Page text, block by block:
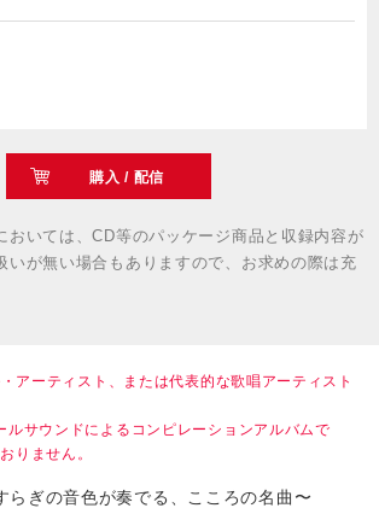
購入 / 配信
いては、CD等のパッケージ商品と収録内容が
いが無い場合もありますので、お求めの際は充
アーティスト、または代表的な歌唱アーティスト
サウンドによるコンピレーションアルバムで
りません。
らぎの音色が奏でる、こころの名曲〜